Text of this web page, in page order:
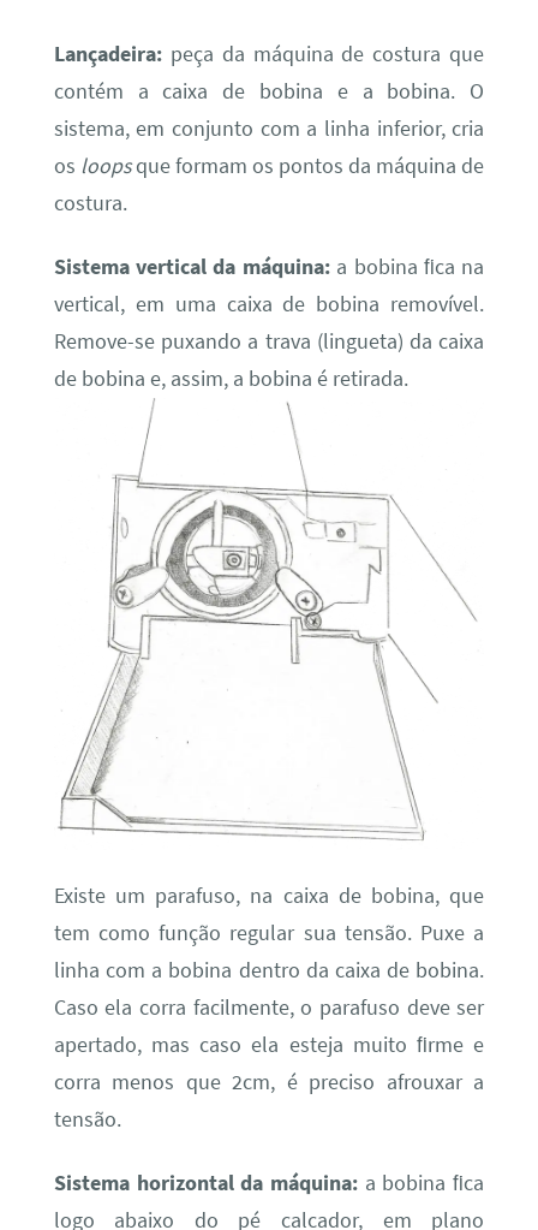
Lançadeira:peça da máquina de costura que
contém a caixa de bobina e a bobina. O
sistema, em conjunto com a linha inferior, cria
os loopsque formam os pontos da máquina de
costura.
Sistema vertical da máquina:a bobina ﬁca na
vertical, em uma caixa de bobina removível.
Remove-se puxando a trava (lingueta) da caixa
de bobina e, assim, a bobina é retirada.
Existe um parafuso, na caixa de bobina, que
tem como função regular sua tensão. Puxe a
linha com a bobina dentro da caixa de bobina.
Caso ela corra facilmente, o parafuso deve ser
apertado, mas caso ela esteja muito ﬁrme e
corra menos que 2cm, é preciso afrouxar a
tensão.
Sistema horizontal da máquina: a bobina ﬁca
logo abaixo do pé calcador, em plano